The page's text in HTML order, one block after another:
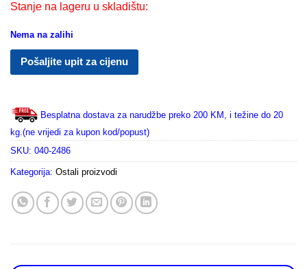
Stanje na lageru u skladištu:
Nema na zalihi
Pošaljite upit za cijenu
Besplatna dostava za narudžbe preko 200 KM, i težine do 20
kg.(ne vrijedi za kupon kod/popust)
SKU: 040-2486
Kategorija: Ostali proizvodi